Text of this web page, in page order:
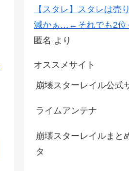
【スタレ】スタレは売
減かぁ…←それでも2位
匿名 より
オススメサイト
崩壊スターレイル公式
ライムアンテナ
崩壊スターレイルまと
タ